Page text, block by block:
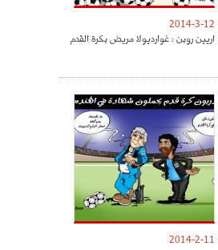
2014-3-12
اريين روبن : غوارديولا مريض بكرة القدم
2014-2-11